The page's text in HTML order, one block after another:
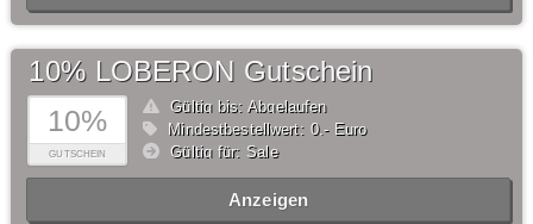
10%
GUTSCHEIN
10% LOBERON Gutschein
Gültig bis: Abgelaufen
Mindestbestellwert: 0,- Euro
Gültig für: Sale
Anzeigen